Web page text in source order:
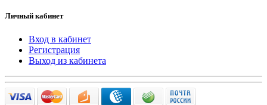
Личный кабинет
Вход в кабинет
Регистрация
Выход из кабинета